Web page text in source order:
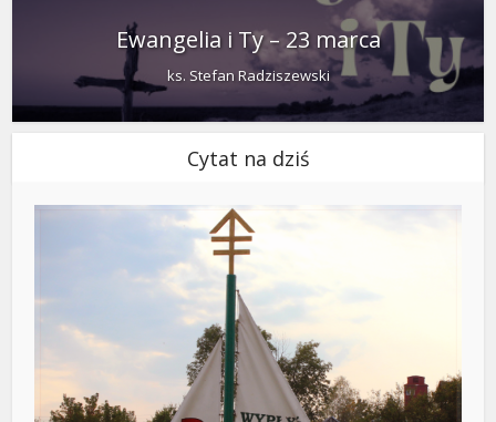
Ewangelia i Ty – 23 marca
ks. Stefan Radziszewski
Cytat na dziś